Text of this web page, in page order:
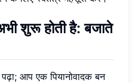
शुरू होती है: बजाते
आप एक पियानोवादक बन